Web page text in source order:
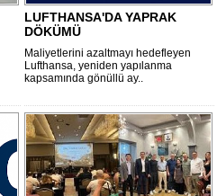
LUFTHANSA'DA YAPRAK
DÖKÜMÜ
Maliyetlerini azaltmayı hedefleyen
Lufthansa, yeniden yapılanma
kapsamında gönüllü ay..